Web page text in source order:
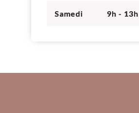
Samedi 9h - 13h